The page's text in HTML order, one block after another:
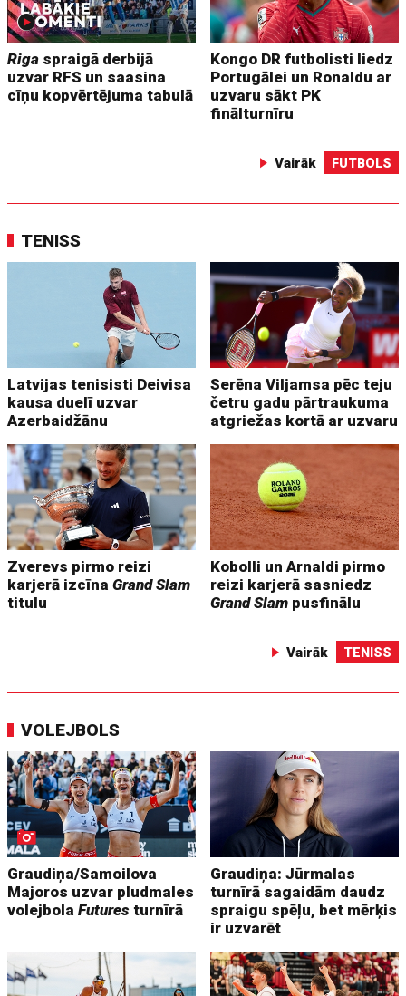
Riga spraigā derbijā
uzvar RFS un saasina
cīņu kopvērtējuma tabulā
Kongo DR futbolisti liedz
Portugālei un Ronaldu ar
uzvaru sākt PK
finālturnīru
Vairāk FUTBOLS
TENISS
Latvijas tenisisti Deivisa
kausa duelī uzvar
Azerbaidžānu
Serēna Viljamsa pēc teju
četru gadu pārtraukuma
atgriežas kortā ar uzvaru
Zverevs pirmo reizi
karjerā izcīnaGrand Slam
titulu
Kobolli un Arnaldi pirmo
reizi karjerā sasniedz
Grand Slam pusfinālu
Vairāk TENISS
VOLEJBOLS
Graudiņa/Samoilova
Majoros uzvar pludmales
volejbolaFutures turnīrā
Graudiņa: Jūrmalas
turnīrā sagaidām daudz
spraigu spēļu, bet mērķis
ir uzvarēt